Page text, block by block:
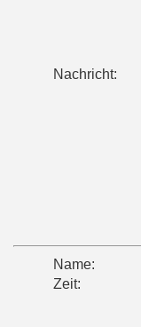
Nachricht:
Name:
Zeit: